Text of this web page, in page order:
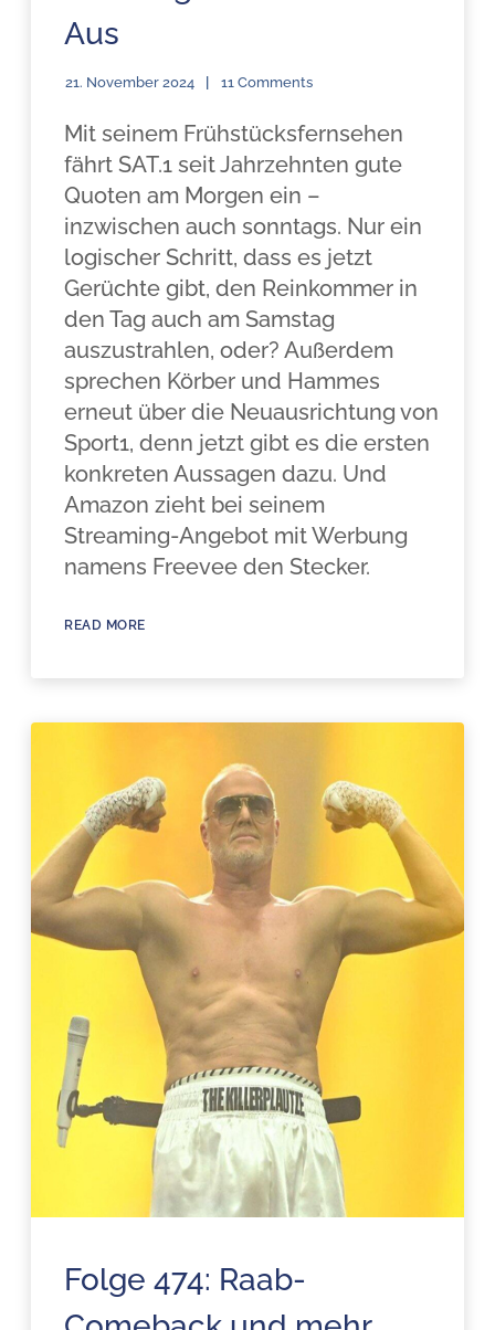
Aus
21. November 2024 11 Comments
Mit seinem Frühstücksfernsehen
fährt SAT.1 seit Jahrzehnten gute
Quoten am Morgen ein –
inzwischen auch sonntags. Nur ein
logischer Schritt, dass es jetzt
Gerüchte gibt, den Reinkommer in
den Tag auch am Samstag
auszustrahlen, oder? Außerdem
sprechen Körber und Hammes
erneut über die Neuausrichtung von
Sport1, denn jetzt gibt es die ersten
konkreten Aussagen dazu. Und
Amazon zieht bei seinem
Streaming-Angebot mit Werbung
namens Freevee den Stecker.
READ MORE
Folge 474: Raab-